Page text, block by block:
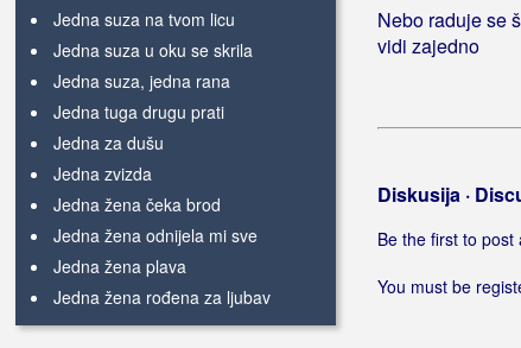
Jedna suza na tvom licu
Jedna suza u oku se skrila
Jedna suza, jedna rana
Jedna tuga drugu prati
Jedna za dušu
Jedna zvizda
Jedna žena čeka brod
Jedna žena odnijela mi sve
Jedna žena plava
Jedna žena rođena za ljubav
Jedna žena zaljubljena
Nebo raduje se
vidi zajedno
Diskusija ·
Be the first to
You must be